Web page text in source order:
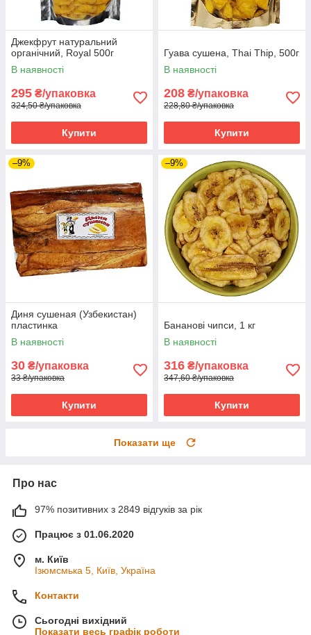
Джекфрут натуральний
органічний, Royal 500г
В наявності
295 ₴/упаковка
324,50 ₴/упаковка
Купити
Гуава сушена, Thai Thip, 500г
В наявності
208 ₴/упаковка
228,80 ₴/упаковка
Купити
–9%
Диня сушеная (Узбекистан)
пластинка
В наявності
30 ₴/упаковка
33 ₴/упаковка
Купити
–9%
Бананові чипси, 1 кг
В наявності
316 ₴/упаковка
347,60 ₴/упаковка
Купити
Показати ще
Про нас
97% позитивних з 2849 відгуків за рік
Працює з 01.06.2020
м. Київ
Ізюмсмька 5, Київ, Україна
Контакти
Сьогодні вихідний
Показати весь графік роботи